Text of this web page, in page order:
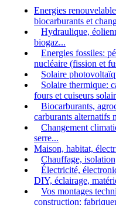
Energies
biocarburants et
Hydraulique,
biogaz...
Energies fossiles:
nucléaire (fission et
Solaire
Solaire thermique:
fours et cuiseurs
Biocarburants,
carburants alternatifs
Changement
serre...
Maison, habitat,
Chauffage,
Électricité,
DIY, éclairage,
Vos montages
construction: